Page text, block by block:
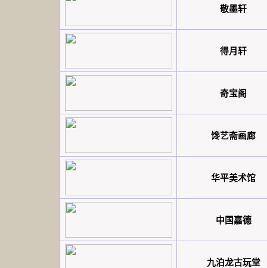
敬墨轩
得月轩
奇宝阁
馋艺斋画廊
华平美术馆
中国嘉德
九泊龙古玩堂